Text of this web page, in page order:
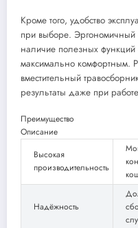
Кроме того, удобство
при выборе. Эргономичный
наличие полезных функций
максимально комфортным.
вместительный
результаты даже при
Преимущество
Описание
Высокая
производительность
Надёжность